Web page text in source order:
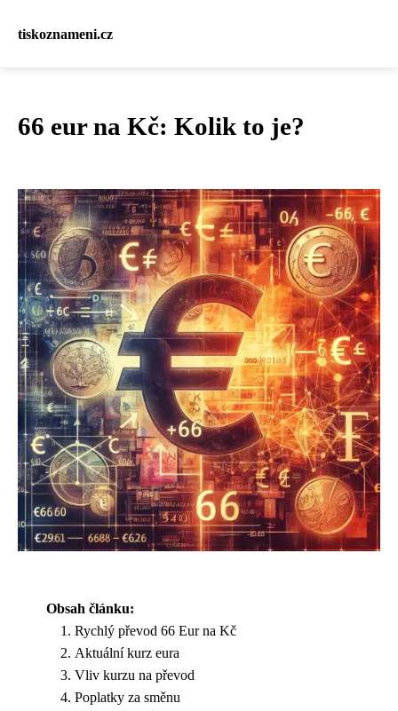
tiskoznameni.cz
66 eur na Kč: Kolik to je?
Obsah článku:
Rychlý převod 66 Eur na Kč
Aktuální kurz eura
Vliv kurzu na převod
Poplatky za směnu